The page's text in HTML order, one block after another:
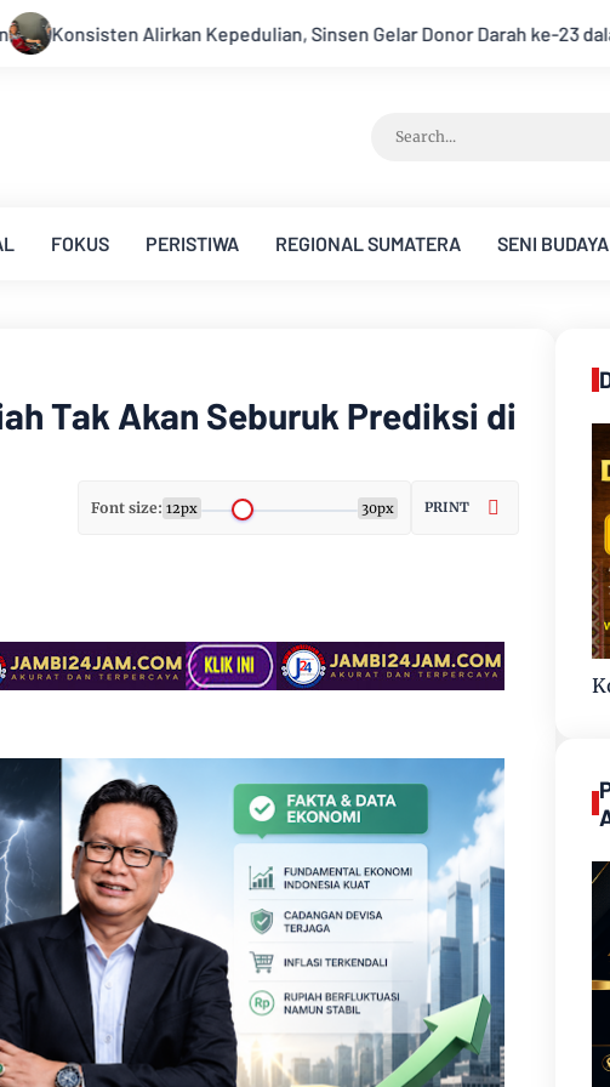
Gelar Donor Darah ke-23 dalam Perayaan Anniversary Sinsen
FOKUS PERISTIWA REGIONAL SUMATERA SENI BUDAYA
Tak Akan Seburuk Prediksi di
Font size: 12px 30px PRINT